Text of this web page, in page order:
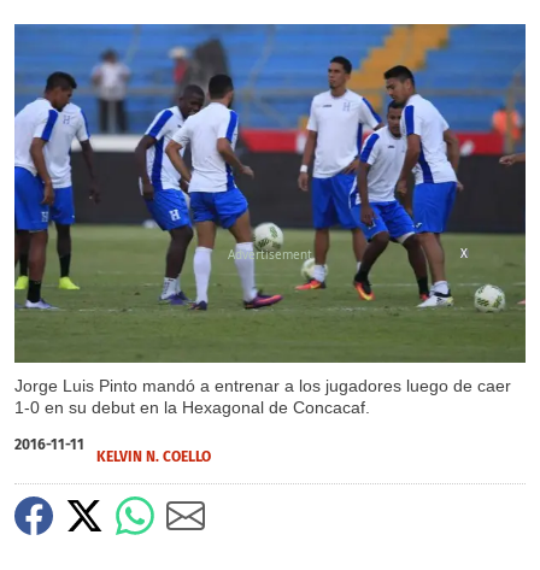
Jorge Luis Pinto mandó a entrenar a los jugadores luego de caer
1-0 en su debut en la Hexagonal de Concacaf.
X
2016-11-11
KELVIN N. COELLO